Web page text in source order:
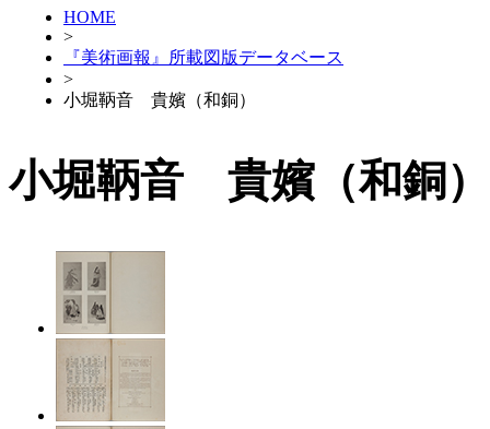
HOME
>
『美術画報』所載図版データベース
>
小堀鞆音 貴嬪（和銅）
小堀鞆音 貴嬪（和銅）